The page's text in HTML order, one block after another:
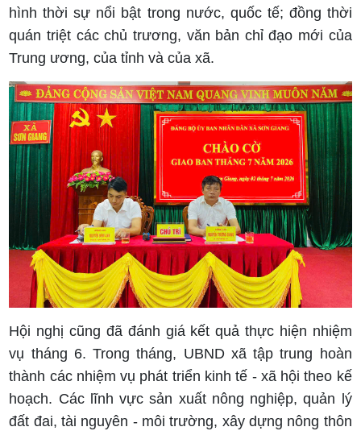
hình thời sự nổi bật trong nước, quốc tế; đồng thời
quán triệt các chủ trương, văn bản chỉ đạo mới của
Trung ương, của tỉnh và của xã.
Hội nghị cũng đã đánh giá kết quả thực hiện nhiệm
vụ tháng 6. Trong tháng, UBND xã tập trung hoàn
thành các nhiệm vụ phát triển kinh tế - xã hội theo kế
hoạch. Các lĩnh vực sản xuất nông nghiệp, quản lý
đất đai, tài nguyên - môi trường, xây dựng nông thôn